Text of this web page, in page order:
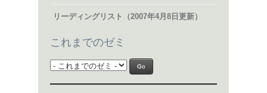
リーディングリスト（2007年4月8日更新）
これまでのゼミ